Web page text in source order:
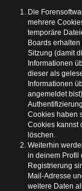
Die
mehrere
temporäre
Boards
Sitzung (damit
Informationen
dieser als
Informationen
angemeldet
Cookies haben
Cookies kannst
löschen.
Weiterhin
in deinem Profil
Registrierung
Mail-Adresse
weitere Daten